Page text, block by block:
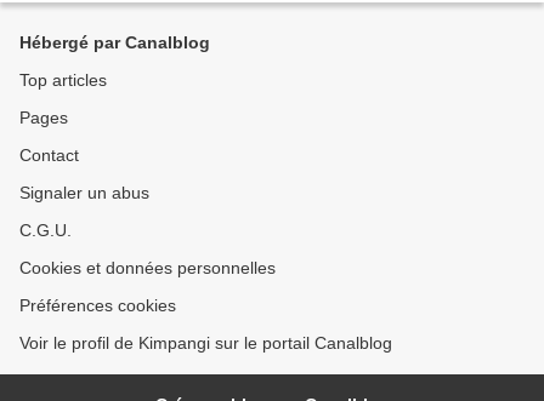
Hébergé par Canalblog
Top articles
Pages
Contact
Signaler un abus
C.G.U.
Cookies et données personnelles
Préférences cookies
Voir le profil de Kimpangi sur le portail Canalblog